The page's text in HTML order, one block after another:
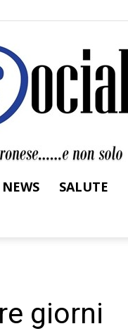
NEWS SALUTE
giorni